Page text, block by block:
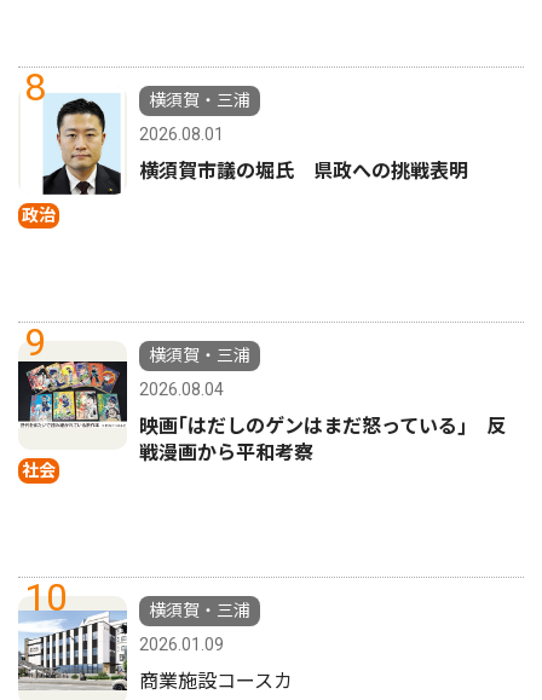
8
政治
横須賀・三浦
2026.08.01
横須賀市議の堀氏 県政への挑戦表明
9
社会
横須賀・三浦
2026.08.04
映画｢はだしのゲンはまだ怒っている｣ 反
戦漫画から平和考察
10
横須賀・三浦
2026.01.09
商業施設コースカ